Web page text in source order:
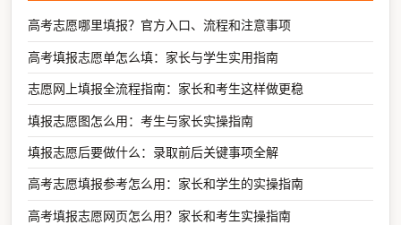
高考志愿哪里填报？官方入口、流程和注意事项
高考填报志愿单怎么填：家长与学生实用指南
志愿网上填报全流程指南：家长和考生这样做更稳
填报志愿图怎么用：考生与家长实操指南
填报志愿后要做什么：录取前后关键事项全解
高考志愿填报参考怎么用：家长和学生的实操指南
高考填报志愿网页怎么用？家长和考生实操指南